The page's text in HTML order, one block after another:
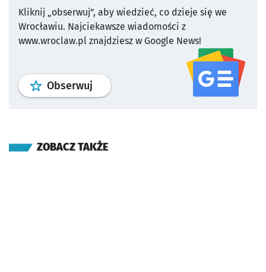
Kliknij „obserwuj”, aby wiedzieć, co dzieje się we
Wrocławiu. Najciekawsze wiadomości z
www.wroclaw.pl znajdziesz w Google News!
Obserwuj profil serwisu
ZOBACZ TAKŻE